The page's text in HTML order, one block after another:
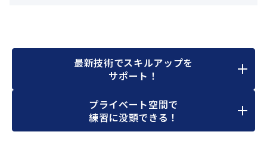
最新技術でスキルアップを
サポート！
プライベート空間で
練習に没頭できる！